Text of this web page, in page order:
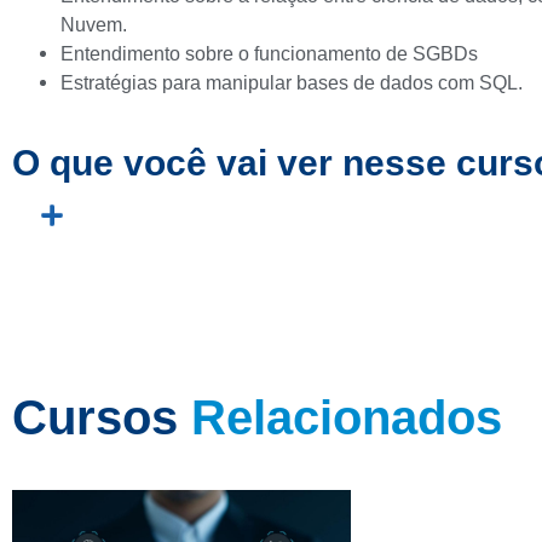
Nuvem.
Entendimento sobre o funcionamento de SGBDs
Estratégias para manipular bases de dados com SQL.
O que você vai ver nesse
Cursos Relacionados